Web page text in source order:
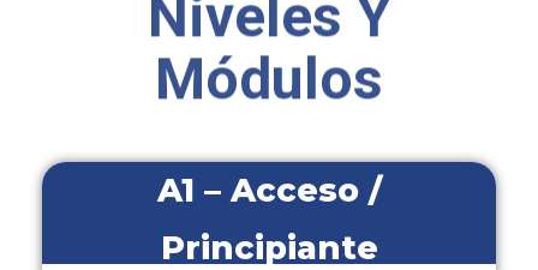
Niveles Y
Módulos
A1 – Acceso /
Principiante